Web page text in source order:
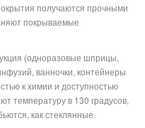
получаются прочными
покрываемые
(одноразовые шприцы,
ванночки, контейнеры
к химии и доступностью
температуру в 130 градусов,
как стеклянные.